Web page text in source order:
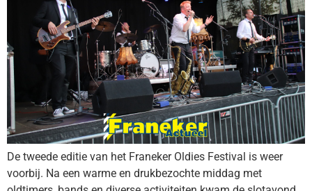
De tweede editie van het Franeker Oldies Festival is weer
voorbij. Na een warme en drukbezochte middag met